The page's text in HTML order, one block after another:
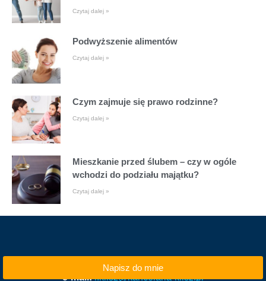
Czytaj dalej »
Podwyższenie alimentów
Czytaj dalej »
Czym zajmuje się prawo rodzinne?
Czytaj dalej »
Mieszkanie przed ślubem – czy w ogóle
wchodzi do podziału majątku?
Czytaj dalej »
e-mail: i.klisz@kancelaria-klisz.pl
Napisz do mnie